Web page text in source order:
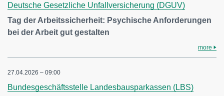
Deutsche Gesetzliche Unfallversicherung (DGUV)
Tag der Arbeitssicherheit: Psychische Anforderungen
bei der Arbeit gut gestalten
more
27.04.2026 – 09:00
Bundesgeschäftsstelle Landesbausparkassen (LBS)